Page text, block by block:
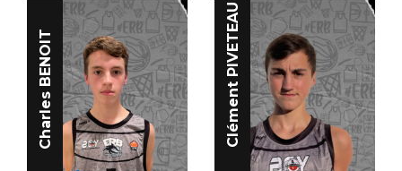
Charles BENOIT Clément PIVETEAU